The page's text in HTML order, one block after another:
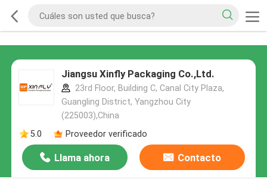
Jiangsu Xinfly Packaging Co.,Ltd.
23rd Floor, Building C, Canal City Plaza,
Guangling District, Yangzhou City
(225003),China
5.0
Proveedor verificado
Llama ahora Contacto